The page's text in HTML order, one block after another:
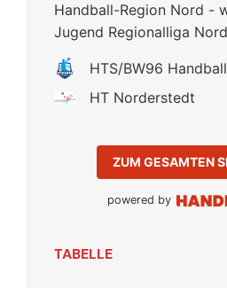
Handball-Region Nord -
Jugend Regionalliga Nord
HTS/BW96 Handball
HT Norderstedt
ZUM GESAMTEN
powered by
TABELLE